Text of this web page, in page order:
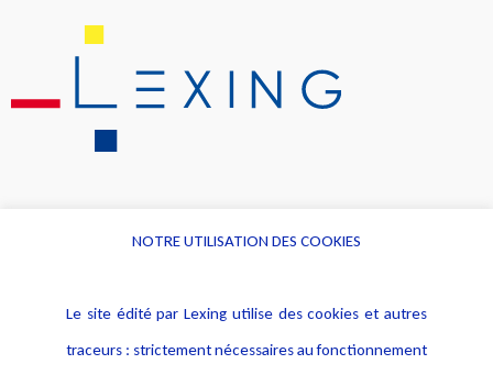
Alerte professionnelle
Déclaration d'accessibilité
NOTRE UTILISATION DES COOKIES
Le site édité par Lexing utilise des cookies et autres
traceurs : strictement nécessaires au fonctionnement